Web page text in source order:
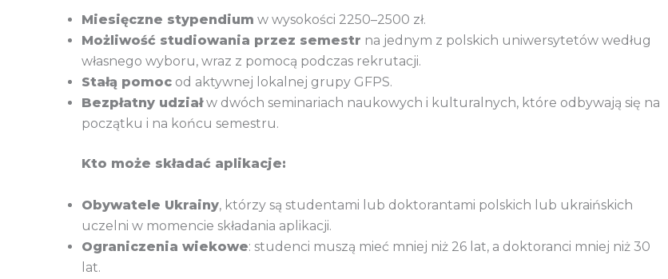
Miesięczne stypendium w wysokości 2250–2500 zł.
Możliwość studiowania przez semestr na jednym z polskich uniwersytetów według
własnego wyboru, wraz z pomocą podczas rekrutacji.
Stałą pomoc od aktywnej lokalnej grupy GFPS.
Bezpłatny udziałw dwóch seminariach naukowych i kulturalnych, które odbywają się na
początku i na końcu semestru.
Kto może składać aplikacje:
Obywatele Ukrainy, którzy są studentami lub doktorantami polskich lub ukraińskich
uczelni w momencie składania aplikacji.
Ograniczenia wiekowe: studenci muszą mieć mniej niż 26 lat, a doktoranci mniej niż 30
lat.